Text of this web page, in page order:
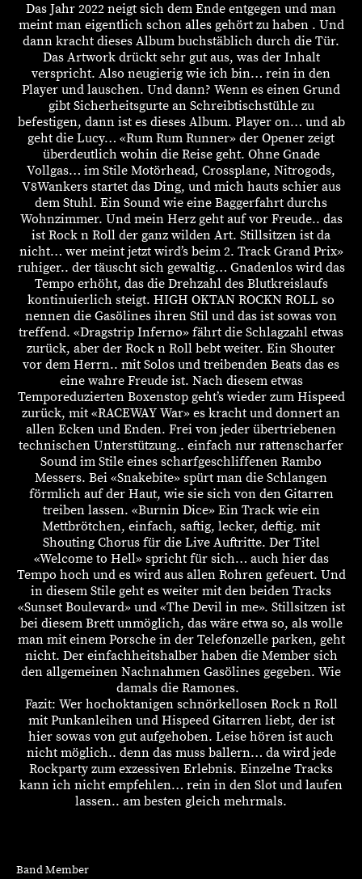
Das Jahr 2022 neigt sich dem Ende entgegen und man
meint man eigentlich schon alles gehört zu haben . Und
dann kracht dieses Album buchstäblich durch die Tür.
Das Artwork drückt sehr gut aus, was der Inhalt
verspricht. Also neugierig wie ich bin… rein in den
Player und lauschen. Und dann? Wenn es einen Grund
gibt Sicherheitsgurte an Schreibtischstühle zu
befestigen, dann ist es dieses Album. Player on… und ab
geht die Lucy… «Rum Rum Runner» der Opener zeigt
überdeutlich wohin die Reise geht. Ohne Gnade
Vollgas… im Stile Motörhead, Crossplane, Nitrogods,
V8Wankers startet das Ding, und mich hauts schier aus
dem Stuhl. Ein Sound wie eine Baggerfahrt durchs
Wohnzimmer. Und mein Herz geht auf vor Freude.. das
ist Rock n Roll der ganz wilden Art. Stillsitzen ist da
nicht… wer meint jetzt wird’s beim 2. Track Grand Prix»
ruhiger.. der täuscht sich gewaltig… Gnadenlos wird das
Tempo erhöht, das die Drehzahl des Blutkreislaufs
kontinuierlich steigt. HIGH OKTAN ROCKN ROLL so
nennen die Gasölines ihren Stil und das ist sowas von
treffend. «Dragstrip Inferno» fährt die Schlagzahl etwas
zurück, aber der Rock n Roll bebt weiter. Ein Shouter
vor dem Herrn.. mit Solos und treibenden Beats das es
eine wahre Freude ist. Nach diesem etwas
Temporeduzierten Boxenstop geht’s wieder zum Hispeed
zurück, mit «RACEWAY War» es kracht und donnert an
allen Ecken und Enden. Frei von jeder übertriebenen
technischen Unterstützung.. einfach nur rattenscharfer
Sound im Stile eines scharfgeschliffenen Rambo
Messers. Bei «Snakebite» spürt man die Schlangen
förmlich auf der Haut, wie sie sich von den Gitarren
treiben lassen. «Burnin Dice» Ein Track wie ein
Mettbrötchen, einfach, saftig, lecker, deftig. mit
Shouting Chorus für die Live Auftritte. Der Titel
«Welcome to Hell» spricht für sich… auch hier das
Tempo hoch und es wird aus allen Rohren gefeuert. Und
in diesem Stile geht es weiter mit den beiden Tracks
«Sunset Boulevard» und «The Devil in me». Stillsitzen ist
bei diesem Brett unmöglich, das wäre etwa so, als wolle
man mit einem Porsche in der Telefonzelle parken, geht
nicht. Der einfachheitshalber haben die Member sich
den allgemeinen Nachnahmen Gasölines gegeben. Wie
damals die Ramones.
Fazit: Wer hochoktanigen schnörkellosen Rock n Roll
mit Punkanleihen und Hispeed Gitarren liebt, der ist
hier sowas von gut aufgehoben. Leise hören ist auch
nicht möglich.. denn das muss ballern… da wird jede
Rockparty zum exzessiven Erlebnis. Einzelne Tracks
kann ich nicht empfehlen… rein in den Slot und laufen
lassen.. am besten gleich mehrmals.
Band Member